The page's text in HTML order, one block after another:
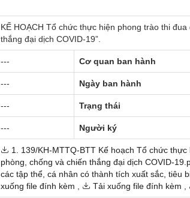
KẾ HOẠCH Tổ chức thực hiện phong trào thi
thắng đại dịch COVID-19”.
--- Cơ quan ban hành
--- Ngày ban hành
--- Trạng thái
--- Người ký
1. 139/KH-MTTQ-BTT Kế hoạch Tổ chức
phòng, chống và chiến thắng đại dịch COVID-
các tập thể, cá nhân có thành tích xuất sắc, tiêu
xuống file đính kèm
Tải xuống file đính kèm